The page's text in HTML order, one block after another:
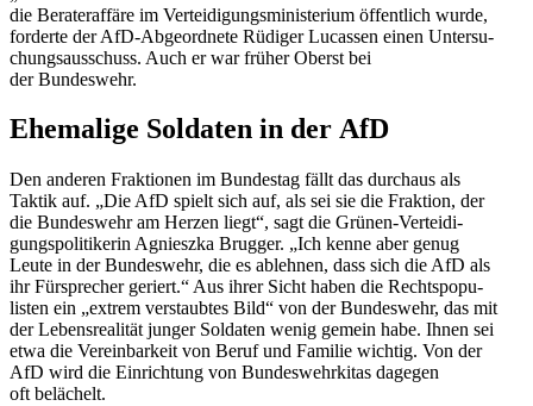
die Berater­affäre im Vertei­di­gungs­mi­nis­terium öffentlich wurde,
forderte der AfD-Abgeordnete Rüdiger Lucassen einen Unter­su­
chungs­aus­schuss. Auch er war früher Oberst bei
der Bundeswehr.
Ehemalige Soldaten in der AfD
Den anderen Fraktionen im Bundestag fällt das durchaus als
Taktik auf. „Die AfD spielt sich auf, als sei sie die Fraktion, der
die Bundeswehr am Herzen liegt“, sagt die Grünen-Vertei­di­
gungs­po­li­ti­kerin Agnieszka Brugger. „Ich kenne aber genug
Leute in der Bundeswehr, die es ablehnen, dass sich die AfD als
ihr Fürsprecher geriert.“ Aus ihrer Sicht haben die Rechts­po­pu­
listen ein „extrem verstaubtes Bild“ von der Bundeswehr, das mit
der Lebens­rea­lität junger Soldaten wenig gemein habe. Ihnen sei
etwa die Verein­barkeit von Beruf und Familie wichtig. Von der
AfD wird die Einrichtung von Bundes­wehr­kitas dagegen
oft belächelt.